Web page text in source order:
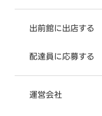
出前館に出店する
配達員に応募する
運営会社